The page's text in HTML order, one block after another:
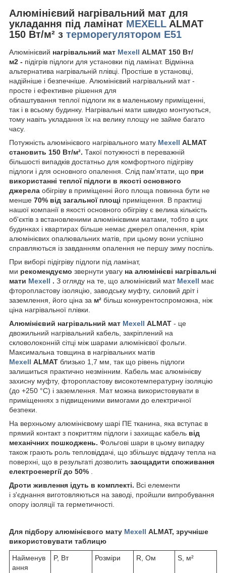
Алюмінієвий нагрівальний мат для
укладання під ламінат MEXELL ALMAT
150 Вт/м² з терморегулятором Е51
Алюмінієвий нагрівальний мат Mexell ALMAT 150 Вт/
м2 - підігрів підлоги для установки під ламінат. Відмінна
альтернатива нагрівальній плівці. Простіше в установці,
надійніше і безпечніше. Алюмінієвий нагрівальний мат -
просте і ефективне рішення для
облаштування теплої підлоги як в маленькому приміщенні,
так і в всьому будинку. Нагрівальні мати швидко монтуються,
тому навіть укладання їх на велику площу не займе багато
часу.
Потужність алюмінієвого нагрівального мату Mexell ALMAT
становить 150 Вт/м². Такої потужності в переважній
більшості випадків достатньо для комфортного підігріву
підлоги і для основного опалення. Слід пам'ятати, що при
використанні теплої підлоги в якості основного
джерела обігріву в приміщенні його площа повинна бути не
менше 70% від загальної площі приміщення. В практиці
нашої компанії в якості основного обігріву є велика кількість
об'єктів з встановленими алюмінієвими матами, тобто в цих
будинках і квартирах більше немає джерел опалення, крім
алюмінієвих опалювальних матів, при цьому вони успішно
справляються із завданням опалення не першу зиму поспіль.
При виборі підігріву підлоги під ламінат,
ми рекомендуємо звернути увагу на алюмінієві нагрівальні
мати Mexell . З огляду на те, що алюмінієвий мат Mexell має
фторопластову ізоляцію, заводську муфту, силовий дріт і
заземлення, його ціна за м² більш конкурентоспроможна, ніж
ціна нагрівальної плівки.
Алюмінієвий нагрівальний мат Mexell ALMAT - це
двожильний нагрівальний кабель, закріплений на
скловолоконній сітці між шарами алюмінієвої фольги.
Максимальна товщина в нагрівальних матів
Mexell ALMAT близько 1,7 мм, так що рівень підлоги
залишиться практично незмінним. Кабель має алюмінієву
захисну муфту, фторопластову високотемпературну ізоляцію
(до +250 °С) і заземлення. Мат можна використовувати в
приміщеннях з підвищеними вимогами до електричної
безпеки.
На верхньому алюмінієвому шарі ПЕ тканина, яка вступає в
прямий контакт з покриттям підлоги і захищає кабель від
механічних пошкоджень. Фольгові шари в цьому випадку
також грають роль тепловіддачі, що збільшує віддачу тепла на
поверхні, що в результаті дозволить заощадити споживання
електроенергії до 50% .
Дроти живлення ідуть в комплекті. Всі елементи
і з'єднання виготовляються на заводі, пройшли випробування
опору ізоляції та герметичності.
Для підбору алюмінієвого мату Mexell ALMAT, зручніше
використовувати таблицю
Найменув
ання
P, Вт Розміри R, Ом S, м²